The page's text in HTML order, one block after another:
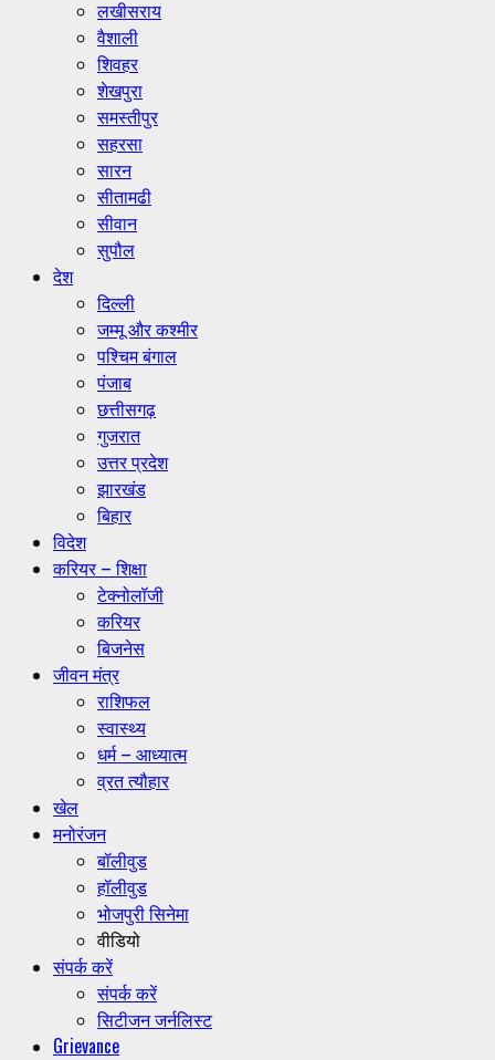
लखीसराय
वैशाली
शिवहर
शेखपुरा
समस्तीपुर
सहरसा
सारन
सीतामढी
सीवान
सुपौल
देश
दिल्ली
जम्मू और कश्मीर
पश्चिम बंगाल
पंजाब
छत्तीसगढ़
गुजरात
उत्तर प्रदेश
झारखंड
बिहार
विदेश
करियर – शिक्षा
टेक्नोलॉजी
करियर
बिजनेस
जीवन मंत्र
राशिफल
स्वास्थ्य
धर्म – आध्यात्म
व्रत त्यौहार
खेल
मनोरंजन
बॉलीवुड
हॉलीवुड
भोजपुरी सिनेमा
वीडियो
संपर्क करें
संपर्क करें
सिटीजन जर्नलिस्ट
Grievance